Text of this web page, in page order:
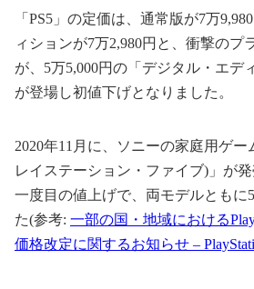
「PS5」の定価は、通常版が7万
ィションが7万2,980円と、衝撃のプ
が、5万5,000円の「デジタル・エデ
が登場し初値下げとなりました。
2020年11月に、ソニーの家庭用ゲー
レイステーション・ファイブ)」が
一度目の値上げで、両モデルともに
た(参考: 一部の国・地域における
価格改定に関するお知らせ –